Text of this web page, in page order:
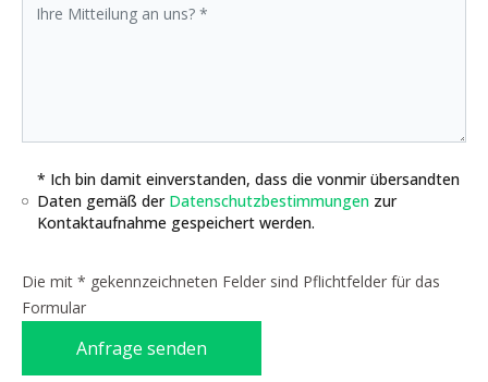
* Ich bin damit einverstanden, dass die vonmir übersandten
Daten gemäß der Datenschutzbestimmungen zur
Kontaktaufnahme gespeichert werden.
Die mit * gekennzeichneten Felder sind Pflichtfelder für das
Formular
Anfrage senden